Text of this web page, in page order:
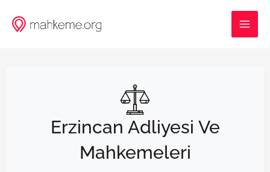
atla
Erzincan Adliyesi Ve
Mahkemeleri